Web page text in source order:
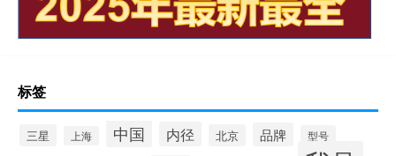
标签
三星 上海 中国 内径 北京 品牌 型号